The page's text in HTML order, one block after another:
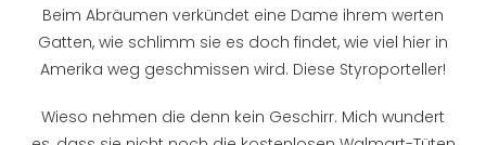
Beim Abräumen verkündet eine Dame ihrem werten
Gatten, wie schlimm sie es doch findet, wie viel hier in
Amerika weg geschmissen wird. Diese Styroporteller!
Wieso nehmen die denn kein Geschirr. Mich wundert